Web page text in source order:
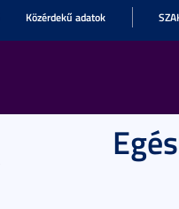
Közérdekű adatok